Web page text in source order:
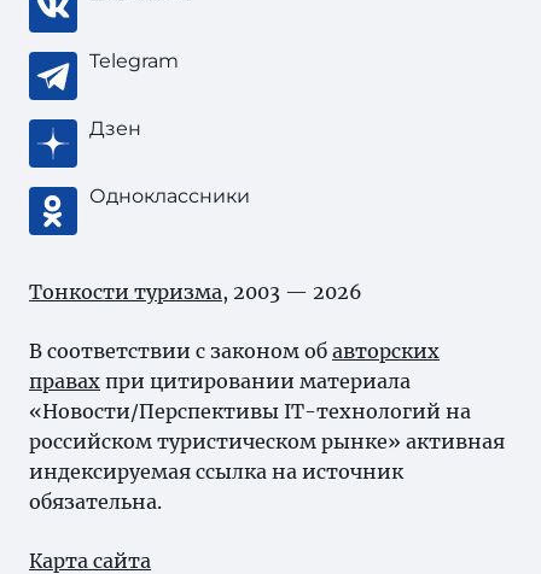
Telegram
Дзен
Одноклассники
Тонкости туризма, 2003 — 2026
В соответствии с законом об авторских
правах при цитировании материала
«Новости/Перспективы IT-технологий на
российском туристическом рынке» активная
индексируемая ссылка на источник
обязательна.
Карта сайта